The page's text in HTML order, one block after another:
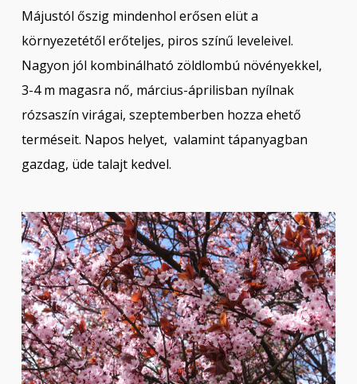
Májustól őszig mindenhol erősen elüt a
környezetétől erőteljes, piros színű leveleivel.
Nagyon jól kombinálható zöldlombú növényekkel,
3-4 m magasra nő, március-áprilisban nyílnak
rózsaszín virágai, szeptemberben hozza ehető
terméseit. Napos helyet, valamint tápanyagban
gazdag, üde talajt kedvel.